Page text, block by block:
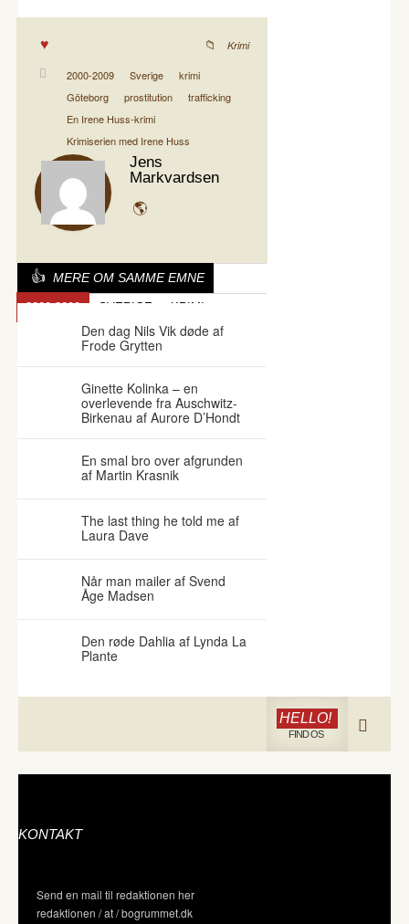
Krimi
2000-2009 Sverige
krimi
Göteborg
prostitution
trafficking
En Irene Huss-krimi
Krimiserien med Irene Huss
Jens
Markvardsen
MERE OM SAMME EMNE
2000-2009 SVERIGE KRIMI
Den dag Nils Vik døde af
Frode Grytten
Ginette Kolinka – en
overlevende fra Auschwitz-
Birkenau af Aurore D’Hondt
En smal bro over afgrunden
af Martin Krasnik
The last thing he told me af
Laura Dave
Når man mailer af Svend
Åge Madsen
Den røde Dahlia af Lynda La
Plante
HELLO!
FIND OS
KONTAKT
Send en mail til redaktionen her
redaktionen / at / bogrummet.dk